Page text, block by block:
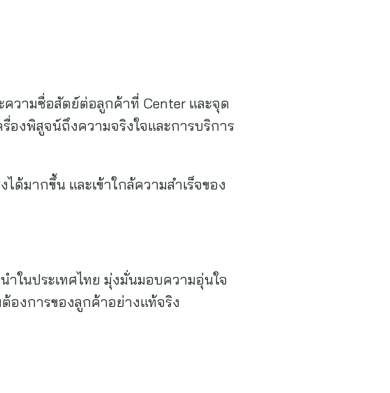
วามซื่อสัตย์ต่อลูกค้าที่ Center และจุด
องพิสูจน์ถึงความจริงใจและการบริการ
ได้มากขึ้น และเข้าใกล้ความสำเร็จของ
ในประเทศไทย มุ่งมั่นมอบความอุ่นใจ
องการของลูกค้าอย่างแท้จริง